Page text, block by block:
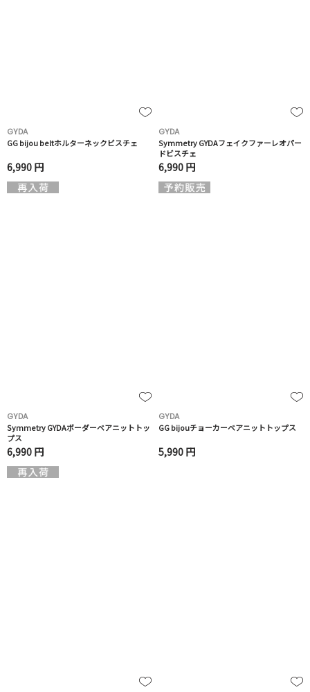
GYDA
GG bijou beltホルターネックビスチェ
6,990 円
GYDA
Symmetry GYDAフェイクファーレオパー
ドビスチェ
6,990 円
GYDA
Symmetry GYDAボーダーベアニットトッ
プス
6,990 円
GYDA
GG bijouチョーカーベアニットトップス
5,990 円